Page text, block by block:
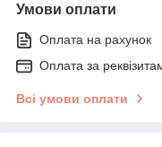
Умови оплати
Оплата на рахунок
Оплата за
Всі умови оплати